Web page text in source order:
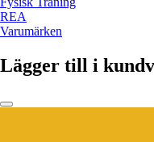
REA
Varumärken
Lägger till i